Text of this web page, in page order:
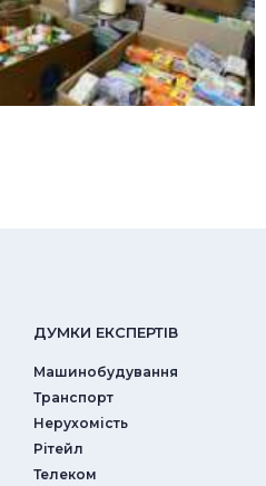
ДУМКИ ЕКСПЕРТIВ
Машинобудування
Транспорт
Нерухомість
Рітейл
Телеком